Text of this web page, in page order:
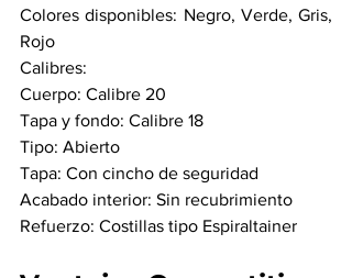
Colores disponibles: Negro, Verde, Gris,
Rojo
Calibres:
Cuerpo: Calibre 20
Tapa y fondo: Calibre 18
Tipo: Abierto
Tapa: Con cincho de seguridad
Acabado interior: Sin recubrimiento
Refuerzo: Costillas tipo Espiraltainer